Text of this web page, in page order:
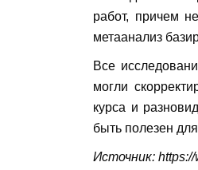
работ, причем
метаанализ
Все
могли
курса и
быть полезен
Источник: